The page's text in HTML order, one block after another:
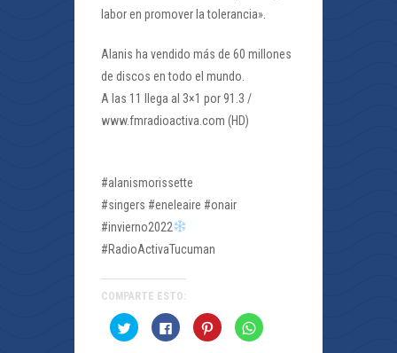
labor en promover la tolerancia».
Alanis ha vendido más de 60 millones
de discos en todo el mundo.
A las 11 llega al 3×1 por 91.3 /
www.fmradioactiva.com (HD)
#alanismorissette
#singers #eneleaire #onair
#invierno2022
#RadioActivaTucuman
COMPARTE ESTO:
Haz
clic
Haz
clic
Haz
clic
Haz
clic